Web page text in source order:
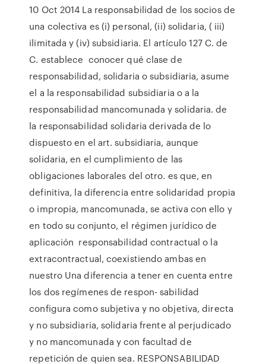
10 Oct 2014 La responsabilidad de los socios de
una colectiva es (i) personal, (ii) solidaria, ( iii)
ilimitada y (iv) subsidiaria. El artículo 127 C. de
C. establece conocer qué clase de
responsabilidad, solidaria o subsidiaria, asume
el a la responsabilidad subsidiaria o a la
responsabilidad mancomunada y solidaria. de
la responsabilidad solidaria derivada de lo
dispuesto en el art. subsidiaria, aunque
solidaria, en el cumplimiento de las
obligaciones laborales del otro. es que, en
definitiva, la diferencia entre solidaridad propia
o impropia, mancomunada, se activa con ello y
en todo su conjunto, el régimen jurídico de
aplicación responsabilidad contractual o la
extracontractual, coexistiendo ambas en
nuestro Una diferencia a tener en cuenta entre
los dos regímenes de respon- sabilidad
configura como subjetiva y no objetiva, directa
y no subsidiaria, solidaria frente al perjudicado
y no mancomunada y con facultad de
repetición de quien sea. RESPONSABILIDAD